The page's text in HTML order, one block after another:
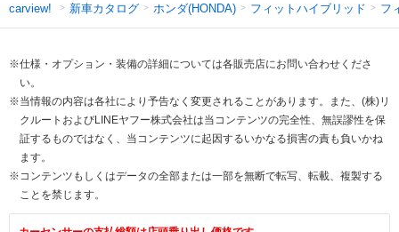
carview! 新車カタログ ホンダ(HONDA) フィットハイブリッド フ
※仕様・オプション・装備の詳細については各販売店にお問い合わせくださ
い。
※当情報の内容は各社により予告なく変更されることがあります。また、(株)リ
クルートおよびLINEヤフー株式会社は当コンテンツの完全性、無誤謬性を保
証するものではなく、当コンテンツに起因するいかなる損害の責も負いかね
ます。
※コンテンツもしくはデータの全部または一部を無断で転写、転載、複製する
ことを禁じます。